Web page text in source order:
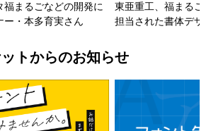
福まるごなどの開発に
ー・本多育実さん
東亜重工、福まるご
担当された書体デザ
トからのお知らせ